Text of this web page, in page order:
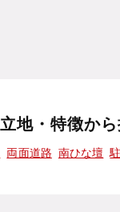
地・特徴か
両面道路 南ひな壇